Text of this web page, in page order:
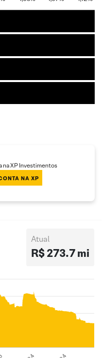
na XP Investimentos
NA XP
Atual
R$ 273.7 mi